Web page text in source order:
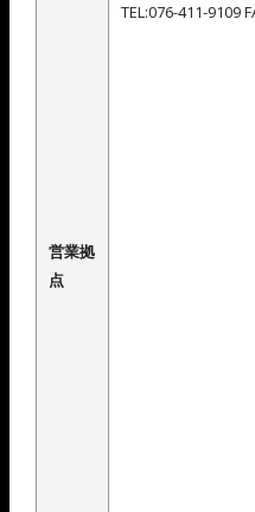
営業拠
点
TEL:076-411-9109